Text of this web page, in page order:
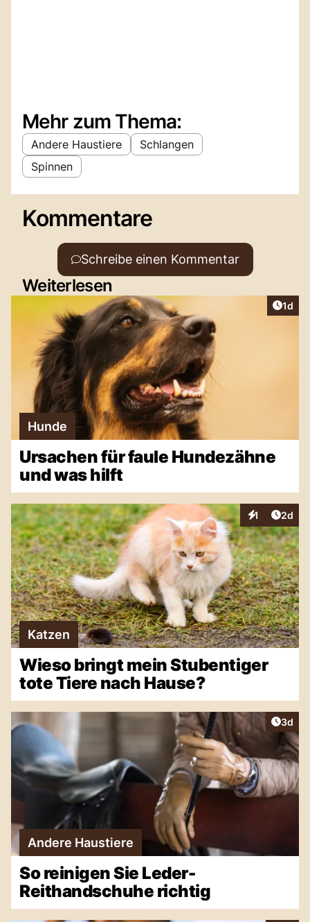
Mehr zum Thema:
Andere Haustiere
Schlangen
Spinnen
Kommentare
Schreibe einen Kommentar
Weiterlesen
1d
Hunde
Ursachen für faule Hundezähne
und was hilft
1
Interaktionen
2d
Katzen
Wieso bringt mein Stubentiger
tote Tiere nach Hause?
3d
Andere Haustiere
So reinigen Sie Leder-
Reithandschuhe richtig